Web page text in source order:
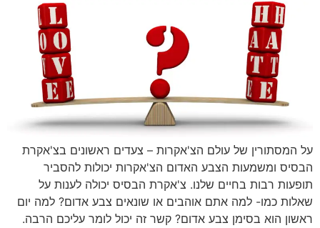
על המסתורין של עולם הצ'אקרות – צעדים ראשונים בצ'אקרת
הבסיס ומשמעות הצבע האדום הצ'אקרות יכולות להסביר
תופעות רבות בחיים שלנו. צ'אקרת הבסיס יכולה לענות על
שאלות כמו- למה אתם אוהבים או שונאים צבע אדום? למה יום
ראשון הוא בסימן צבע אדום? קשר זה יכול לומר עליכם הרבה.